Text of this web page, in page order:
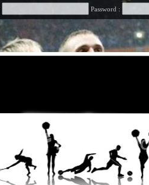
Password :